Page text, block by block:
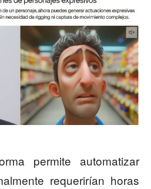
permite automatizar
requerirían horas